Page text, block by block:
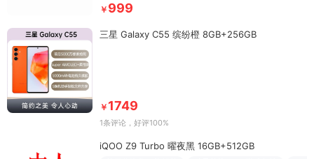
￥ 999
三星 Galaxy C55 缤纷橙 8GB+256GB
￥ 1749
1条评论 ，好评100%
iQOO Z9 Turbo 曜夜黑 16GB+512GB